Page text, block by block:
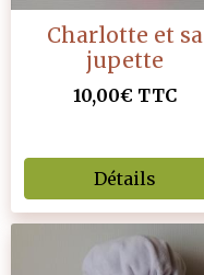
Charlotte et sa
jupette
10,00€ TTC
Détails